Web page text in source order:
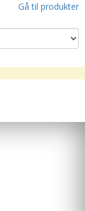
Gå til produkter